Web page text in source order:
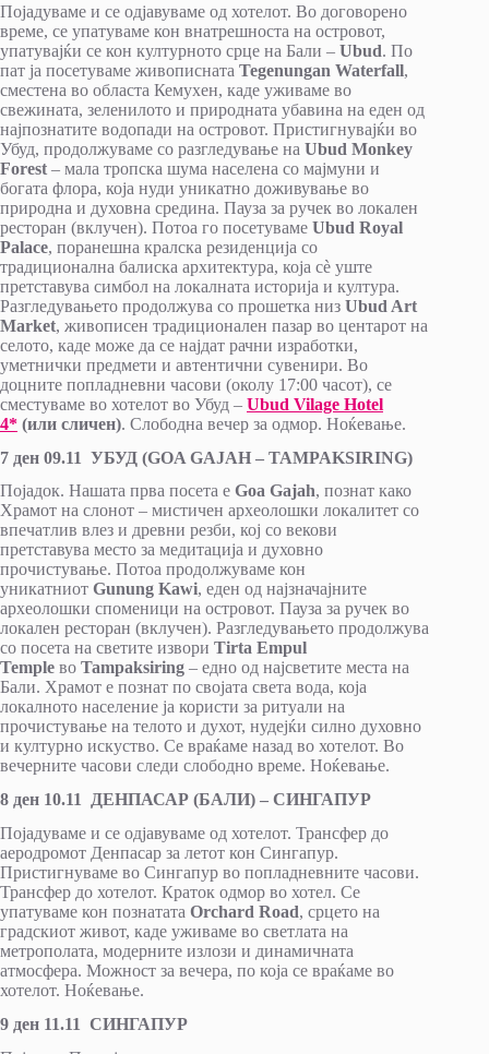
Појадуваме и се одјавуваме од хотелот. Во договорено
време, се упатуваме кон внатрешноста на островот,
упатувајќи се кон културното срце на Бали – Ubud. По
пат ја посетуваме живописната Tegenungan Waterfall,
сместена во областа Кемухен, каде уживаме во
свежината, зеленилото и природната убавина на еден од
најпознатите водопади на островот. Пристигнувајќи во
Убуд, продолжуваме со разгледување на Ubud Monkey
Forest – мала тропска шума населена со мајмуни и
богата флора, која нуди уникатно доживување во
природна и духовна средина. Пауза за ручек во локален
ресторан (вклучен). Потоа го посетуваме Ubud Royal
Palace, поранешна кралска резиденција со
традиционална балиска архитектура, која сè уште
претставува симбол на локалната историја и култура.
Разгледувањето продолжува со прошетка низ Ubud Art
Market, живописен традиционален пазар во центарот на
селото, каде може да се најдат рачни изработки,
уметнички предмети и автентични сувенири. Во
доцните попладневни часови (околу 17:00 часот), се
сместуваме во хотелот во Убуд – Ubud Vilage Hotel
4* (или сличен). Слободна вечер за одмор. Ноќевање.
7 ден 09.11 УБУД (GOA GAJAH – TAMPAKSIRING)
Појадок. Нашата прва посета е Goa Gajah, познат како
Храмот на слонот – мистичен археолошки локалитет со
впечатлив влез и древни резби, кој со векови
претставува место за медитација и духовно
прочистување. Потоа продолжуваме кон
уникатниот Gunung Kawi, еден од најзначајните
археолошки споменици на островот. Пауза за ручек во
локален ресторан (вклучен). Разгледувањето продолжува
со посета на светите извори Tirta Empul
Temple во Tampaksiring – едно од најсветите места на
Бали. Храмот е познат по својата света вода, која
локалното население ја користи за ритуали на
прочистување на телото и духот, нудејќи силно духовно
и културно искуство. Се враќаме назад во хотелот. Во
вечерните часови следи слободно време. Ноќевање.
8 ден 10.11 ДЕНПАСАР (БАЛИ) – СИНГАПУР
Појадуваме и се одјавуваме од хотелот. Трансфер до
аеродромот Денпасар за летот кон Сингапур.
Пристигнуваме во Сингапур во попладневните часови.
Трансфер до хотелот. Краток одмор во хотел. Се
упатуваме кон познатата Orchard Road, срцето на
градскиот живот, каде уживаме во светлата на
метрополата, модерните излози и динамичната
атмосфера. Можност за вечера, по која се враќаме во
хотелот. Ноќевање.
9 ден 11.11 СИНГАПУР